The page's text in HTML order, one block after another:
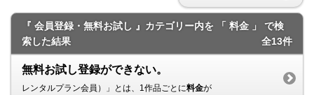
『 会員登録・無料お試し 』カテゴリー内を 「 料金 」 で検
索した結果
全13件
無料お試し登録ができない。
レンタルプラン会員）」とは、1作品ごとに料金が